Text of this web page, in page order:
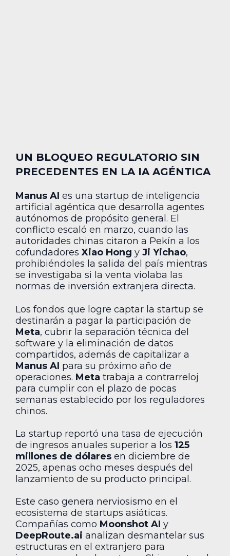
UN BLOQUEO REGULATORIO SIN
PRECEDENTES EN LA IA AGÉNTICA
Manus AI es una startup de inteligencia
artificial agéntica que desarrolla agentes
autónomos de propósito general. El
conflicto escaló en marzo, cuando las
autoridades chinas citaron a Pekín a los
cofundadoresXiao Hong y Ji Yichao,
prohibiéndoles la salida del país mientras
se investigaba si la venta violaba las
normas de inversión extranjera directa.
Los fondos que logre captar la startup se
destinarán a pagar la participación de
Meta, cubrir la separación técnica del
software y la eliminación de datos
compartidos, además de capitalizar a
Manus AI para su próximo año de
operaciones. Meta trabaja a contrarreloj
para cumplir con el plazo de pocas
semanas establecido por los reguladores
chinos.
La startup reportó una tasa de ejecución
de ingresos anuales superior a los 125
millones de dólares en diciembre de
2025, apenas ocho meses después del
lanzamiento de su producto principal.
Este caso genera nerviosismo en el
ecosistema de startups asiáticas.
Compañías como Moonshot AI y
DeepRoute.ai analizan desmantelar sus
estructuras en el extranjero para